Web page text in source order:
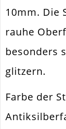
Form / Motiv
10mm. Die
rauhe
besonders
glitzern.
Farbe der